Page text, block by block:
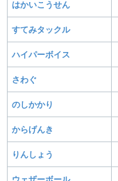
はかいこうせん
すてみタックル
ハイパーボイス
さわぐ
のしかかり
からげんき
りんしょう